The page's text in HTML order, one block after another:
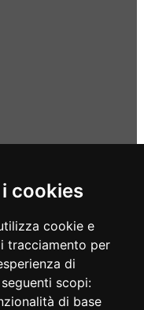
cookies
cookie e
tracciamento per
di
scopi:
di base
CZ